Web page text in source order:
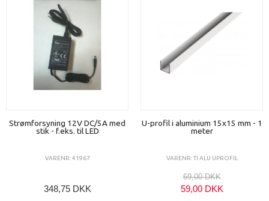
Strømforsyning 12V DC/5A med
stik - f.eks. til LED
VARENR: 41967
348,75 DKK
U-profil i aluminium 15x15 mm - 1
meter
VARENR: TI ALU UPROFIL
69,00 DKK
59,00 DKK